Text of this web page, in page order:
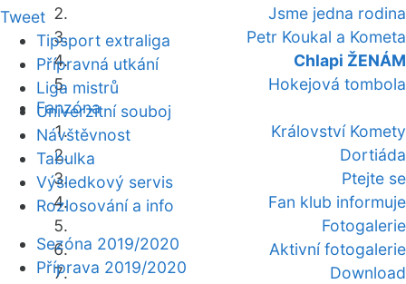
Jsme jedna rodina
Petr Koukal a Kometa
Chlapi ŽENÁM
Hokejová tombola
Fanzóna
Království Komety
Dortiáda
Ptejte se
Fan klub informuje
Fotogalerie
Aktivní fotogalerie
Download
Tweet
Tipsport extraliga
Přípravná utkání
Liga mistrů
Univerzitní souboj
Návštěvnost
Tabulka
Výsledkový servis
Rozlosování a info
Sezóna 2019/2020
Příprava 2019/2020